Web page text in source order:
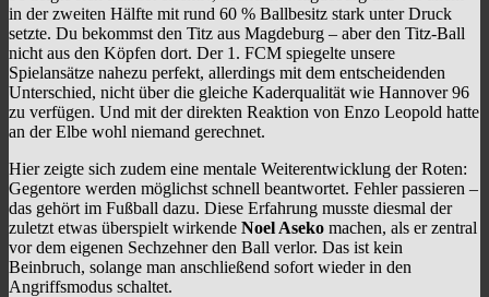
in der zweiten Hälfte mit rund 60 % Ballbesitz stark unter Druck
setzte. Du bekommst den Titz aus Magdeburg – aber den Titz-Ball
nicht aus den Köpfen dort. Der 1. FCM spiegelte unsere
Spielansätze nahezu perfekt, allerdings mit dem entscheidenden
Unterschied, nicht über die gleiche Kaderqualität wie Hannover 96
zu verfügen. Und mit der direkten Reaktion von Enzo Leopold hatte
an der Elbe wohl niemand gerechnet.
Hier zeigte sich zudem eine mentale Weiterentwicklung der Roten:
Gegentore werden möglichst schnell beantwortet. Fehler passieren –
das gehört im Fußball dazu. Diese Erfahrung musste diesmal der
zuletzt etwas überspielt wirkende Noel Aseko machen, als er zentral
vor dem eigenen Sechzehner den Ball verlor. Das ist kein
Beinbruch, solange man anschließend sofort wieder in den
Angriffsmodus schaltet.